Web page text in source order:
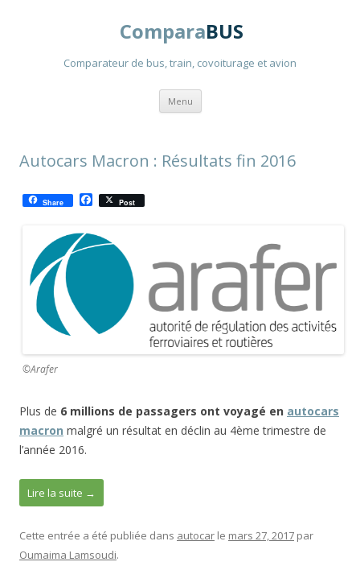
ComparaBUS
Comparateur de bus, train, covoiturage et avion
Menu Aller
contenu
Autocars Macron : Résultats fin 2016
Share
a
e
b
Post
©Arafer
Plus de 6 millions de passagers ont voyagé en autocars
macron malgré un résultat en déclin au 4ème trimestre de
l’année 2016.
Lire la suite →
Cette entrée a été publiée dans autocar le mars 27, 2017 par
Oumaima Lamsoudi.